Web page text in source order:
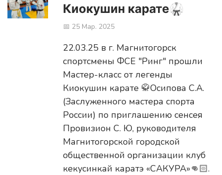
Киокушин карате🥋
📅 25 Мар. 2025
22.03.25 в г. Магнитогорск
спортсмены ФСЕ "Ринг" прошли
Мастер-класс от легенды
Киокушин карате 🥋Осипова С.А.
(Заслуженного мастера спорта
России) по приглашению сенсея
Провизион С. Ю, руководителя
Магнитогорской городской
общественной организации клуб
кекусинкай каратэ «САКУРА»👊🏻.